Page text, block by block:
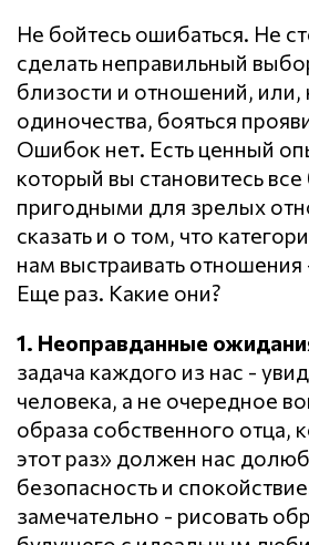
Не бойтесь ошибаться. Не
сделать неправильный
близости и отношений, или,
одиночества, бояться
Ошибок нет. Есть ценный
который вы становитесь
пригодными для зрелых
сказать и о том, что
нам выстраивать
Еще раз. Какие они?
1. Неоправданные
задача каждого из нас -
человека, а не очередное
образа собственного отца,
этот раз» должен нас
безопасность и
замечательно - рисовать